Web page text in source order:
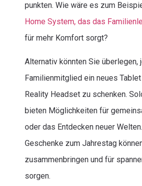
punkten. Wie wäre es zum
Home System, das das
für mehr Komfort sorgt?
Alternativ könnten Sie überlegen,
Familienmitglied ein neues
Reality Headset zu schenken.
bieten Möglichkeiten für
oder das Entdecken neuer
Geschenke zum Jahrestag
zusammenbringen und für
sorgen.